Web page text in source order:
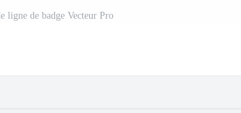
ligne de badge Vecteur Pro